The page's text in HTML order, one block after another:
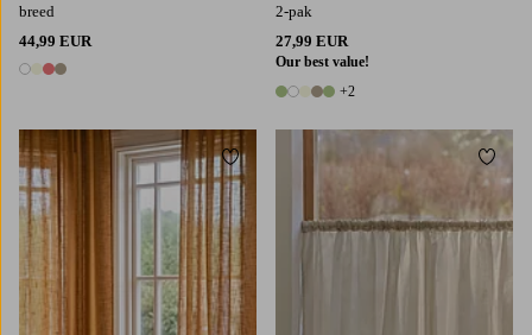
breed
44,99 EUR
4 kleuren
2-pak
27,99 EUR
Our best value!
7 kleuren
+2
Toevoegen aan favorieten
220 250